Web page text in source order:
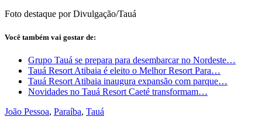
Foto destaque por Divulgação/Tauá
Você também vai gostar de:
Grupo Tauá se prepara para desembarcar no Nordeste…
Tauá Resort Atibaia é eleito o Melhor Resort Para…
Tauá Resort Atibaia inaugura expansão com parque…
Novidades no Tauá Resort Caeté transformam…
João Pessoa, Paraíba, Tauá